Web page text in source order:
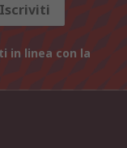
Iscriviti
in linea con la